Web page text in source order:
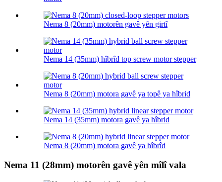
Nema 8 (20mm) motorên gavê yên girtî
Nema 14 (35mm) hîbrîd top screw motor stepper
Nema 8 (20mm) motora gavê ya topê ya hîbrid
Nema 14 (35mm) motora gavê ya hîbrid
Nema 8 (20mm) motora gavê ya hîbrîd
Nema 11 (28mm) motorên gavê yên mîlî vala